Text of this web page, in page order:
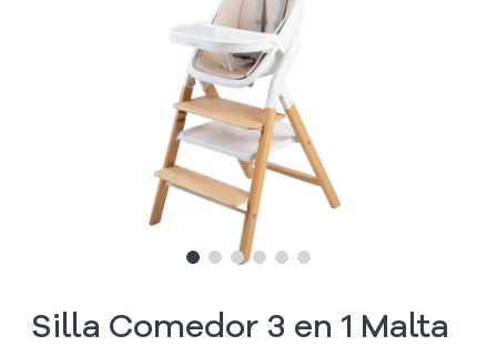
Slide1
Slide2
Slide3
Slide4
SlideSlide
Silla Comedor 3 en 1 Malta